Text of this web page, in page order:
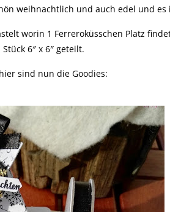
weihnachtlich und auch edel und es
worin 1 Ferreroküsschen Platz
Stück 6″ x 6″ geteilt.
sind nun die Goodies: